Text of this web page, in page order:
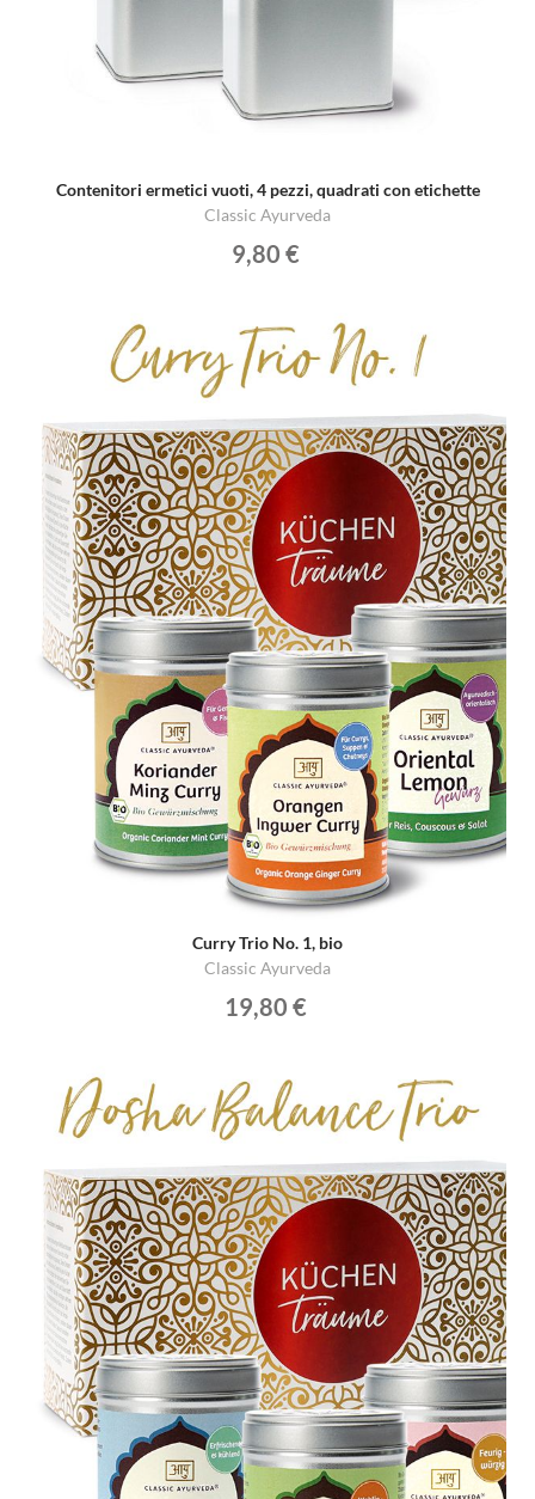
Contenitori ermetici vuoti, 4 pezzi, quadrati con etichette
Classic Ayurveda
9,80 €
Curry Trio No. 1, bio
Classic Ayurveda
19,80 €